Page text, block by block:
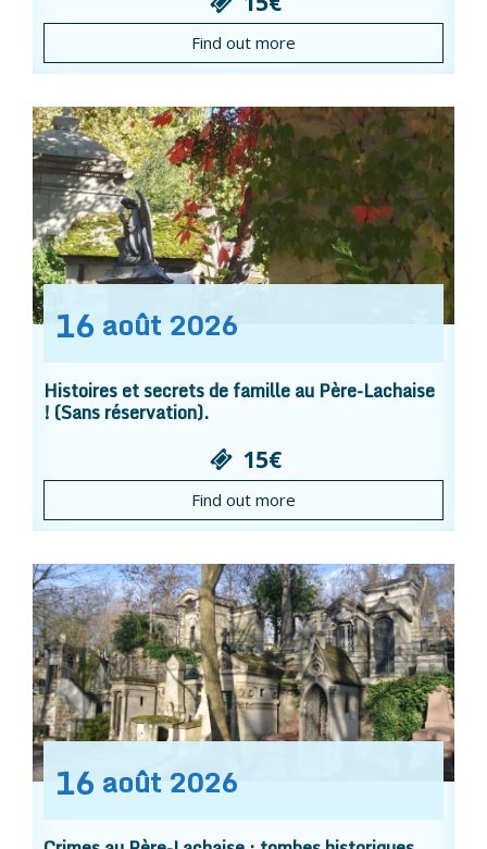
Find out more
16 août 2026
Histoires et secrets de famille au Père-Lachaise
! (Sans réservation).
15€
Find out more
16 août 2026